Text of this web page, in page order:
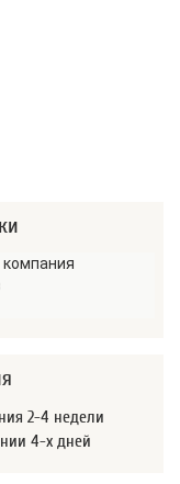
компания
2-4 недели
4-х дней